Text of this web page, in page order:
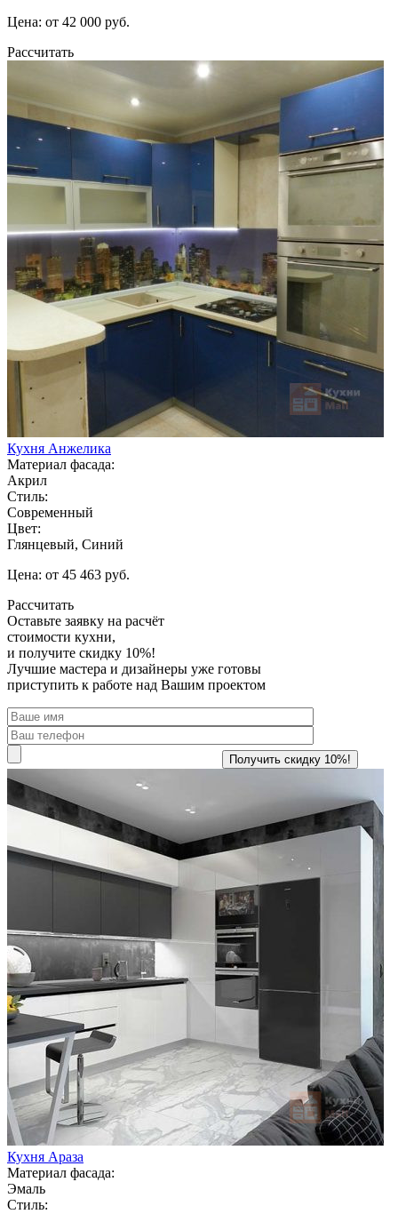
Цена: от 42 000 руб.
Рассчитать
Кухня Анжелика
Материал фасада:
Акрил
Стиль:
Современный
Цвет:
Глянцевый, Синий
Цена: от 45 463 руб.
Рассчитать
Оставьте заявку на расчёт
стоимости кухни,
и получите скидку 10%!
Лучшие мастера и дизайнеры уже готовы
приступить к работе над Вашим проектом
Кухня Араза
Материал фасада:
Эмаль
Стиль: